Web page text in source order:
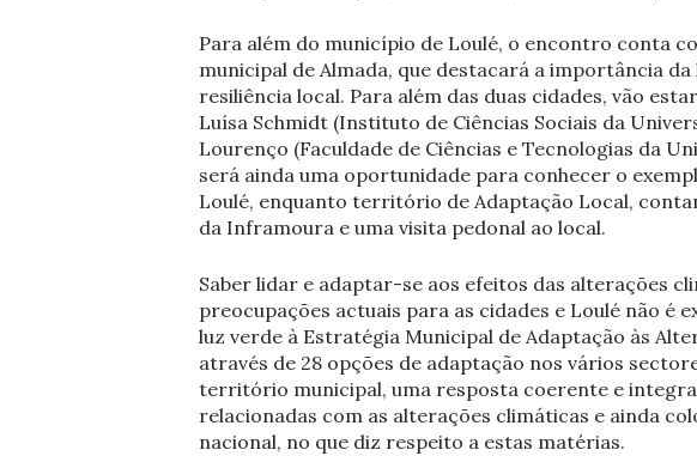
Para além do município de Loulé, o encontro conta
municipal de Almada, que destacará a importância
resiliência local. Para além das duas cidades, vão
Luísa Schmidt (Instituto de Ciências Sociais da
Lourenço (Faculdade de Ciências e Tecnologias da
será ainda uma oportunidade para conhecer o
Loulé, enquanto território de Adaptação Local,
da Inframoura e uma visita pedonal ao local.
Saber lidar e adaptar-se aos efeitos das alterações
preocupações actuais para as cidades e Loulé não é
luz verde à Estratégia Municipal de Adaptação às
através de 28 opções de adaptação nos vários
território municipal, uma resposta coerente e
relacionadas com as alterações climáticas e ainda
nacional, no que diz respeito a estas matérias.